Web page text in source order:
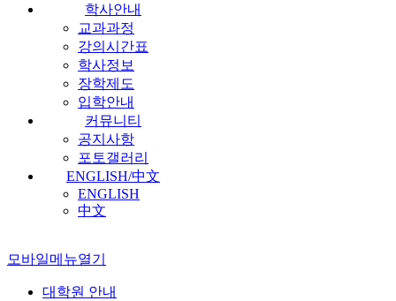
학사안내
교과과정
강의시간표
학사정보
장학제도
입학안내
커뮤니티
공지사항
포토갤러리
ENGLISH/中文
ENGLISH
中文
모바일메뉴열기
대학원 안내